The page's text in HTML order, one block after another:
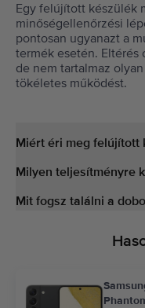
Egy felújított készülék
minőségellenőrzési
pontosan ugyanazt a
termék esetén. Eltérés
de nem tartalmaz
tökéletes működést.
Miért éri meg felújított
Milyen teljesítményre
Mit fogsz találni a